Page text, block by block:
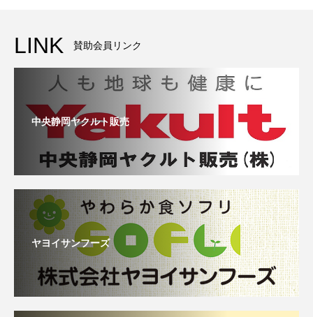
LINK 賛助会員リンク
中央静岡ヤクルト販売
ヤヨイサンフーズ